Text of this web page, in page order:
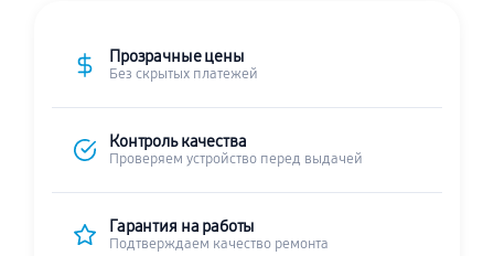
Прозрачные цены
Без скрытых платежей
Контроль качества
Проверяем устройство перед выдачей
Гарантия на работы
Подтверждаем качество ремонта